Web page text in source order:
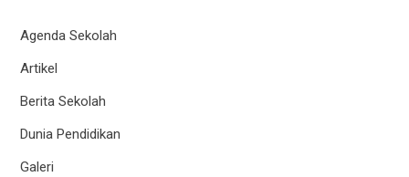
Agenda Sekolah
Artikel
Berita Sekolah
Dunia Pendidikan
Galeri